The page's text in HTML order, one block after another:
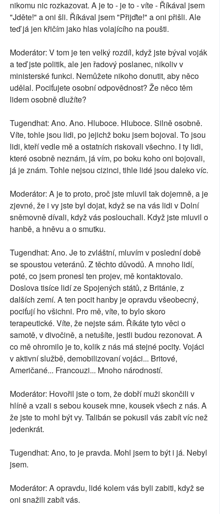
nikomu nic rozkazovat. A je to - je to - víte - Říkával jsem
"Jděte!" a oni šli. Říkával jsem "Přijďte!" a oni přišli. Ale
teď já jen křičím jako hlas volajícího na poušti.
Moderátor: V tom je ten velký rozdíl, když jste býval voják
a teď jste politik, ale jen řadový poslanec, nikoliv v
ministerské funkci. Nemůžete nikoho donutit, aby něco
udělal. Pociťujete osobní odpovědnost? Že něco těm
lidem osobně dlužíte?
Tugendhat: Ano. Ano. Hluboce. Hluboce. Silně osobně.
Víte, tohle jsou lidi, po jejichž boku jsem bojoval. To jsou
lidi, kteří vedle mě a ostatních riskovali všechno. I ty lidi,
které osobně neznám, já vím, po boku koho oni bojovali,
já je znám. Tohle nejsou cizinci, tihle lidé jsou daleko víc.
Moderátor: A je to proto, proč jste mluvil tak dojemně, a je
zjevné, že i vy jste byl dojat, když se na vás lidi v Dolní
sněmovně dívali, když vás poslouchali. Když jste mluvil o
hanbě, a hněvu a o smutku.
Tugendhat: Ano. Je to zvláštní, mluvím v poslední době
se spoustou veteránů. Z těchto důvodů. A mnoho lidí,
poté, co jsem pronesl ten projev, mě kontaktovalo.
Doslova tisíce lidí ze Spojených států, z Británie, z
dalších zemí. A ten pocit hanby je opravdu všeobecný,
pociťují ho všichni. Pro mě, víte, to bylo skoro
terapeutické. Víte, že nejste sám. Říkáte tyto věci o
samotě, v divočině, a netušíte, jestli budou rezonovat. A
co mě ohromilo je to, kolik z nás má stejné pocity. Vojáci
v aktivní službě, demobilizovaní vojáci... Britové,
Američané... Francouzi... Mnoho národností.
Moderátor: Hovořil jste o tom, že dobří muži skončili v
hlíně a vzali s sebou kousek mne, kousek všech z nás. A
že jste to mohl být vy. Talibán se pokusil vás zabít víc než
jedenkrát.
Tugendhat: Ano, to je pravda. Mohl jsem to být i já. Nebyl
jsem.
Moderátor: A opravdu, lidé kolem vás byli zabiti, když se
oni snažili zabít vás.